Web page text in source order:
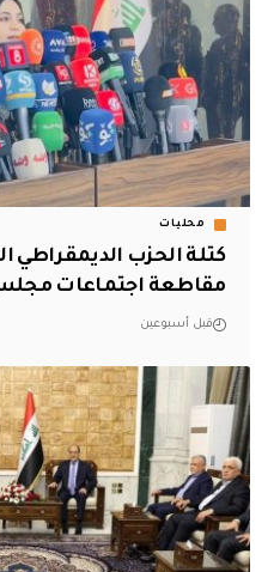
محليات
كتلة الحزب الديمقراطي
مقاطعة اجتماعات
قبل أسبوعين